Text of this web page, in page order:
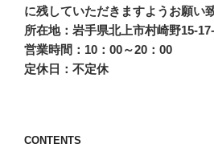
に残していただきますようお願い
所在地：岩手県北上市村崎野15-
営業時間：10：00～20：00
定休日：不定休
CONTENTS